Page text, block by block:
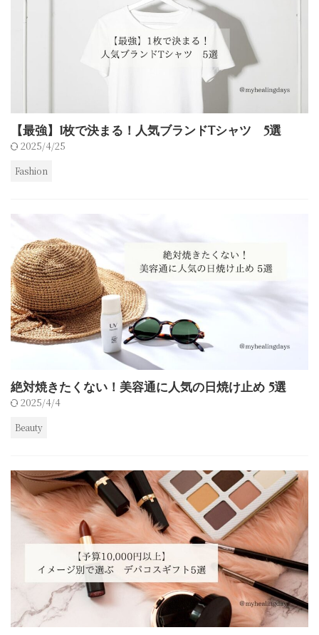
【最強】1枚で決まる！人気ブランドTシャツ 5選
2025/4/25
Fashion
絶対焼きたくない！美容通に人気の日焼け止め 5選
2025/4/4
Beauty